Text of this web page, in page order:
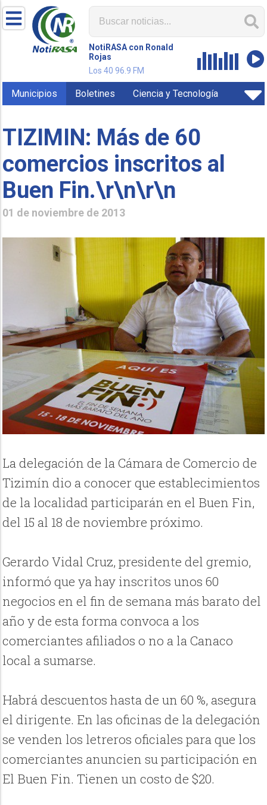
NotiRASA con Ronald
Rojas
Los 40 96.9 FM
Municipios Boletines Ciencia y Tecnología
TIZIMIN: Más de 60
comercios inscritos al
Buen Fin.\r\n\r\n
01 de noviembre de 2013
La delegación de la Cámara de Comercio de
Tizimín dio a conocer que establecimientos
de la localidad participarán en el Buen Fin,
del 15 al 18 de noviembre próximo.
Gerardo Vidal Cruz, presidente del gremio,
informó que ya hay inscritos unos 60
negocios en el fin de semana más barato del
año y de esta forma convoca a los
comerciantes afiliados o no a la Canaco
local a sumarse.
Habrá descuentos hasta de un 60 %, asegura
el dirigente. En las oficinas de la delegación
se venden los letreros oficiales para que los
comerciantes anuncien su participación en
El Buen Fin. Tienen un costo de $20.